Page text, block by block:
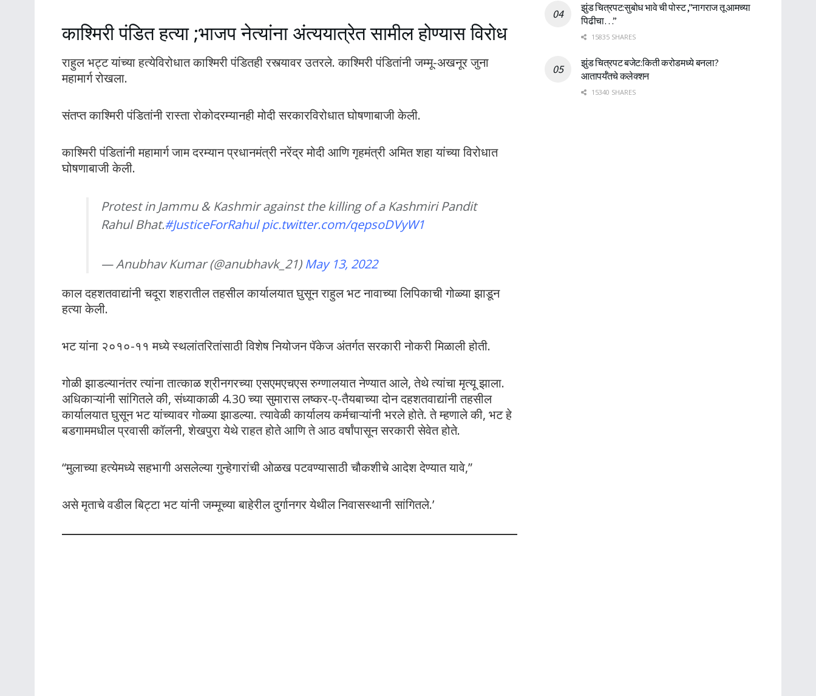
काश्मिरी पंडित हत्या ;भाजप नेत्यांना अंत्ययात्रेत सामील होण्यास विरोध
राहुल भट्ट यांच्या हत्येविरोधात काश्मिरी पंडितही रस्त्यावर उतरले. काश्मिरी पंडितांनी जम्मू-अखनूर जुना
महामार्ग रोखला.
संतप्त काश्मिरी पंडितांनी रास्ता रोकोदरम्यानही मोदी सरकारविरोधात घोषणाबाजी केली.
काश्मिरी पंडितांनी महामार्ग जाम दरम्यान प्रधानमंत्री नरेंद्र मोदी आणि गृहमंत्री अमित शहा यांच्या विरोधात
घोषणाबाजी केली.
Protest in Jammu & Kashmir against the killing of a Kashmiri Pandit
Rahul Bhat.#JusticeForRahul pic.twitter.com/qepsoDVyW1
— Anubhav Kumar (@anubhavk_21) May 13, 2022
काल दहशतवाद्यांनी चदूरा शहरातील तहसील कार्यालयात घुसून राहुल भट नावाच्या लिपिकाची गोळ्या झाडून
हत्या केली.
भट यांना २०१०-११ मध्ये स्थलांतरितांसाठी विशेष नियोजन पॅकेज अंतर्गत सरकारी नोकरी मिळाली होती.
गोळी झाडल्यानंतर त्यांना तात्काळ श्रीनगरच्या एसएमएचएस रुग्णालयात नेण्यात आले, तेथे त्यांचा मृत्यू झाला.
अधिकाऱ्यांनी सांगितले की, संध्याकाळी 4.30 च्या सुमारास लष्कर-ए-तैयबाच्या दोन दहशतवाद्यांनी तहसील
कार्यालयात घुसून भट यांच्यावर गोळ्या झाडल्या. त्यावेळी कार्यालय कर्मचाऱ्यांनी भरले होते. ते म्हणाले की, भट हे
बडगाममधील प्रवासी कॉलनी, शेखपुरा येथे राहत होते आणि ते आठ वर्षांपासून सरकारी सेवेत होते.
“मुलाच्या हत्येमध्ये सहभागी असलेल्या गुन्हेगारांची ओळख पटवण्यासाठी चौकशीचे आदेश देण्यात यावे,”
असे मृताचे वडील बिट्टा भट यांनी जम्मूच्या बाहेरील दुर्गानगर येथील निवासस्थानी सांगितले.’
झुंड चित्रपट:सुबोध भावे ची पोस्ट ,”नागराज तू आमच्या
पिढीचा…”
15835 SHARES
झुंड चित्रपट बजेट:किती करोडमध्ये बनला?
आतापर्यँतचे कलेक्शन
15340 SHARES